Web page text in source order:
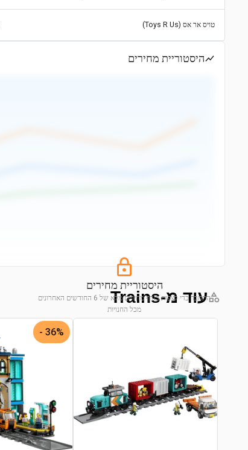
טויס אר אס (Toys R Us)
היסטוריית מחירים
היסטוריית מחירים
התחבר כדי לצפות בגרף מחירים מלא של 6 החודשים האחרונים
מכל החנויות
עוד מ-Trains
36% -